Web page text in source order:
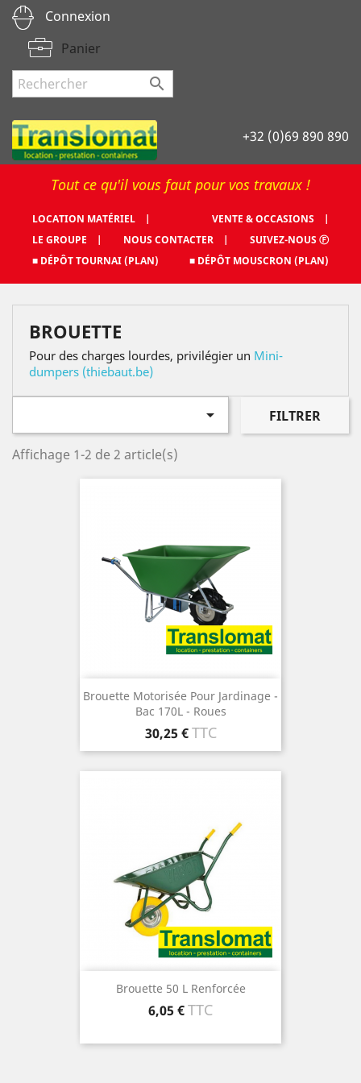
Connexion
Panier

+32 (0)69 890 890
Tout ce qu'il vous faut pour vos travaux !
LOCATION MATÉRIEL |
VENTE & OCCASIONS |
LE GROUPE |
NOUS CONTACTER |
SUIVEZ-NOUS Ⓕ
■ DÉPÔT TOURNAI (PLAN)
■ DÉPÔT MOUSCRON (PLAN)
BROUETTE
Pour des charges lourdes, privilégier un Mini-
dumpers (thiebaut.be)
 FILTRER
Affichage 1-2 de 2 article(s)
Brouette Motorisée Pour Jardinage -
Bac 170L - Roues
Prix
30,25 € TTC
Brouette 50 L Renforcée
Prix
6,05 €TTC